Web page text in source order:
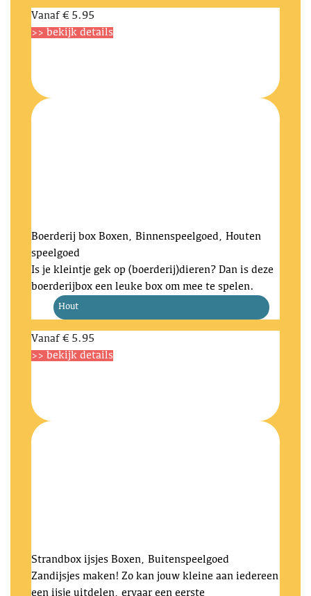
Vanaf € 5.95
>> bekijk details
Boerderij box Boxen, Binnenspeelgoed, Houten
speelgoed
Is je kleintje gek op (boerderij)dieren? Dan is deze
boerderijbox een leuke box om mee te spelen.
Hout
Vanaf € 5.95
>> bekijk details
Strandbox ijsjes Boxen, Buitenspeelgoed
Zandijsjes maken! Zo kan jouw kleine aan iedereen
een ijsje uitdelen, ervaar een eerste